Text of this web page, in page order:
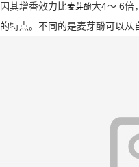
因其增香效力比麦芽酚大4～ 6倍
的特点。不同的是麦芽酚可以